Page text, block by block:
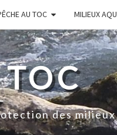
AU TOC MILIEUX
des